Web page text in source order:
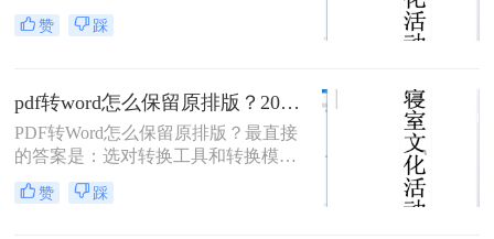
接打开PDF（免费、无损）、再用
Google Drive在线转换（免费、云
底。
赞 踩
pdf转word怎么保留原排版？2026最新实测，这5种方法从免费到专业全搞定！
PDF转Word怎么保留原排版？最直接
的答案是：选对转换工具和转换模式
——可编辑PDF优先用Word直接打开
或专业转换软件的“排版优先”模式，
赞 踩